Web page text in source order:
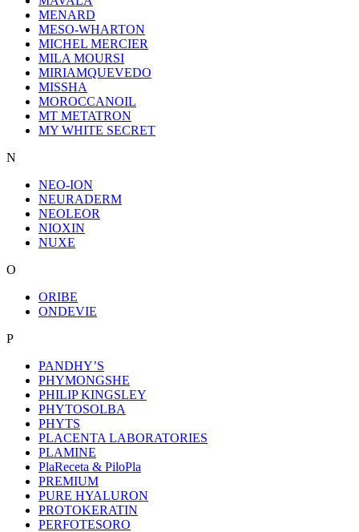
MENARD
MESO-WHARTON
MICHEL MERCIER
MILA MOURSI
MIRIAMQUEVEDO
MISSHA
MOROCCANOIL
MT METATRON
MY WHITE SECRET
N
NEO-ION
NEURADERM
NEOLEOR
NIOXIN
NUXE
O
ORIBE
ONDEVIE
P
PANDHY’S
PHYMONGSHE
PHILIP KINGSLEY
PHYTOSOLBA
PHYTS
PLACENTA LABORATORIES
PLAMINE
PlaReceta & PiloPla
PREMIUM
PURE HYALURON
PROTOKERATIN
PERFOTESORO